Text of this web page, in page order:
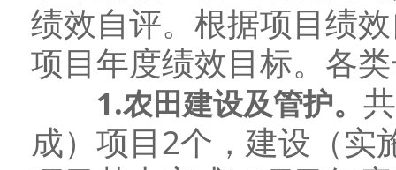
绩效自评。根据项目绩
项目年度绩效目标。各
1.农田建设及管护。
成）项目2个，建设（实